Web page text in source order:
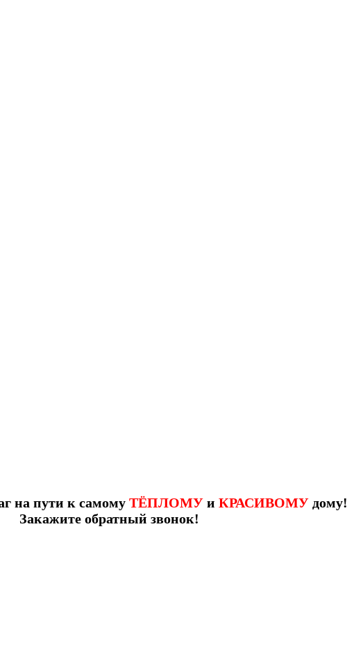
на пути к самому ТЁПЛОМУи КРАСИВОМУдому!
Закажите обратный звонок!